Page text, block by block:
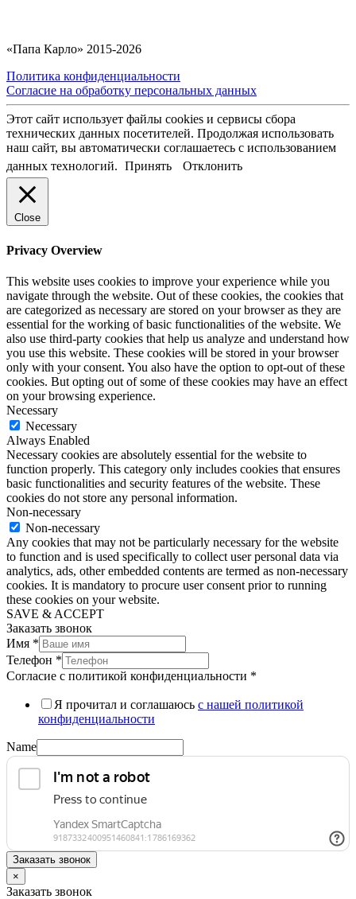
«Папа Карло» 2015-2026
Политика конфиденциальности
Согласие на обработку персональных данных
Этот сайт использует файлы cookies и сервисы сбора
технических данных посетителей. Продолжая использовать
наш сайт, вы автоматически соглашаетесь с использованием
данных технологий. Принять Отклонить
Close
Privacy Overview
This website uses cookies to improve your experience while you
navigate through the website. Out of these cookies, the cookies that
are categorized as necessary are stored on your browser as they are
essential for the working of basic functionalities of the website. We
also use third-party cookies that help us analyze and understand how
you use this website. These cookies will be stored in your browser
only with your consent. You also have the option to opt-out of these
cookies. But opting out of some of these cookies may have an effect
on your browsing experience.
Necessary
Necessary
Always Enabled
Necessary cookies are absolutely essential for the website to
function properly. This category only includes cookies that ensures
basic functionalities and security features of the website. These
cookies do not store any personal information.
Non-necessary
Non-necessary
Any cookies that may not be particularly necessary for the website
to function and is used specifically to collect user personal data via
analytics, ads, other embedded contents are termed as non-necessary
cookies. It is mandatory to procure user consent prior to running
these cookies on your website.
SAVE & ACCEPT
Заказать звонок
Имя *
Телефон *
Согласие с политикой конфиденциальности *
Я прочитал и соглашаюсь с нашей политикой
конфиденциальности
Name
Заказать звонок
×
Заказать звонок